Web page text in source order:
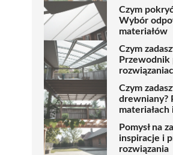
Czym
Wybór
materiałów
Czym
Przewodnik
Czym
drewniany?
Pomysł na
inspiracje i
rozwiązania